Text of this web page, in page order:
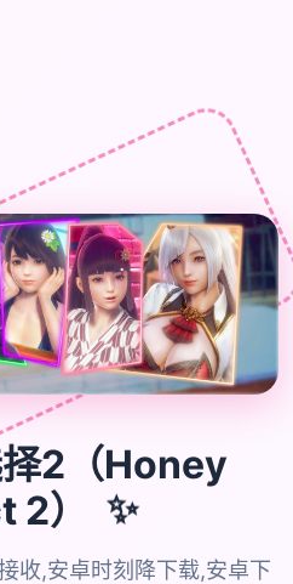
2（Honey
2）
✨
收,安卓时刻降下载,安卓下